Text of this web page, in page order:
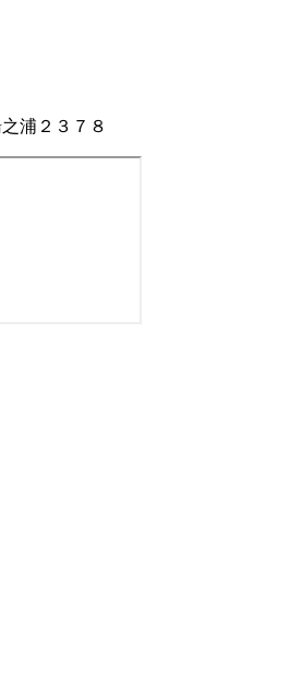
浦２３７８